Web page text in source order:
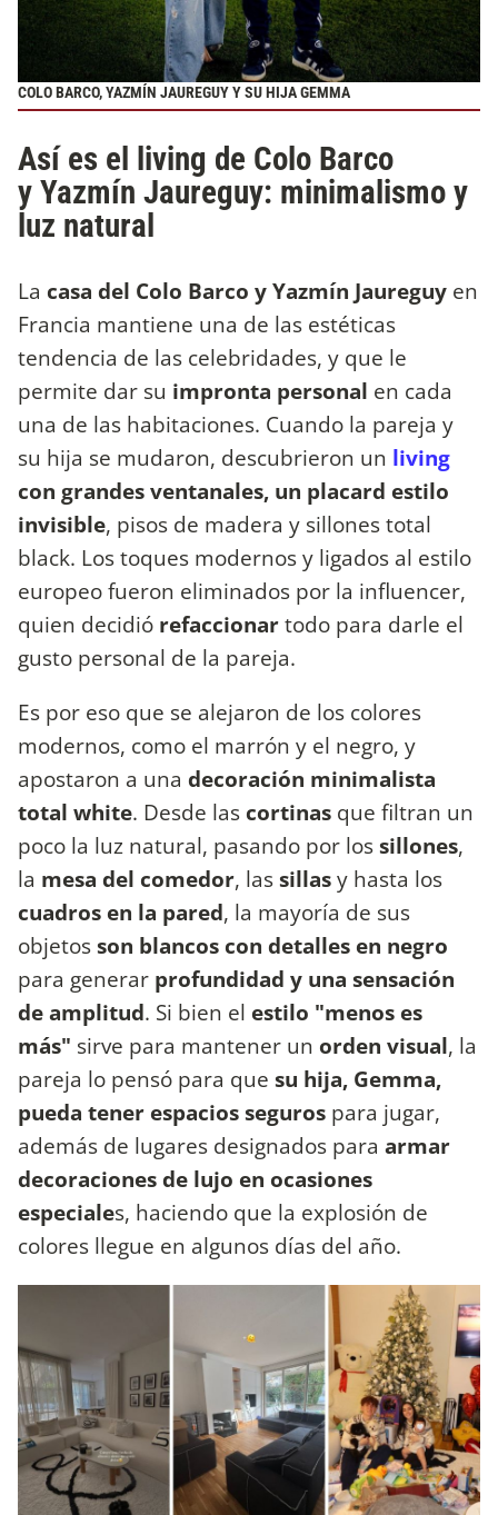
COLO BARCO, YAZMÍN JAUREGUY Y SU HIJA GEMMA
Así es el living de Colo Barco
y Yazmín Jaureguy: minimalismo y
luz natural
La casa del Colo Barco y Yazmín Jaureguy en
Francia mantiene una de las estéticas
tendencia de las celebridades, y que le
permite dar su impronta personal en cada
una de las habitaciones. Cuando la pareja y
su hija se mudaron, descubrieron un living
con grandes ventanales, un placard estilo
invisible, pisos de madera y sillones total
black. Los toques modernos y ligados al estilo
europeo fueron eliminados por la influencer,
quien decidió refaccionartodo para darle el
gusto personal de la pareja.
Es por eso que se alejaron de los colores
modernos, como el marrón y el negro, y
apostaron a una decoración minimalista
total white. Desde las cortinas que filtran un
poco la luz natural, pasando por lossillones,
la mesa del comedor, lassillasy hasta los
cuadros en la pared, la mayoría de sus
objetosson blancos con detalles en negro
para generar profundidad y una sensación
de amplitud. Si bien el estilo "menos es
más" sirve para mantener un orden visual, la
pareja lo pensó para que su hija, Gemma,
pueda tener espacios seguros para jugar,
además de lugares designados para armar
decoraciones de lujo en ocasiones
especiales, haciendo que la explosión de
colores llegue en algunos días del año.